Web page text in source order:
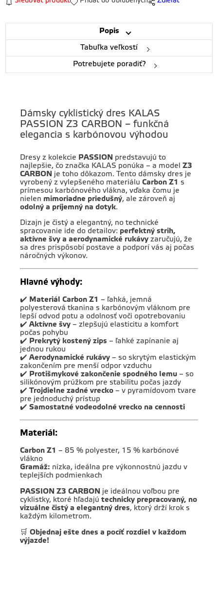
Popis
Tabuľka veľkostí
Potrebujete poradiť?
Dámsky cyklistický dres KALAS
PASSION Z3 CARBON – funkčná
elegancia s karbónovou výhodou
Dresy z kolekcie PASSION predstavujú to
najlepšie, čo značka KALAS ponúka – a modelZ3
CARBON je toho dôkazom. Tento dámsky dres je
vyrobený z vylepšeného materiáluCarbon Z1
s
prímesou karbónového vlákna, vďaka čomu je
nielen mimoriadne priedušný, ale zároveň aj
odolný a príjemný na dotyk.
Dizajn je čistý a elegantný, no technické
spracovanie ide do detailov: perfektný strih,
aktívne švy a aerodynamické rukávy zaručujú, že
sa dres prispôsobí postave a podporí vás aj počas
náročných výkonov.
Hlavné výhody:
✔️ Materiál Carbon Z1
– ľahká, jemná
polyesterová tkanina s karbónovým vláknom pre
lepší odvod potu a odolnosť voči opotrebovaniu
✔️Aktívne švy – zlepšujú elasticitu a komfort
počas pohybu
✔️ Prekrytý kostený zips – ľahké zapínanie aj
jednou rukou
✔️Aerodynamické rukávy – so skrytým elastickým
zakončením pre menší odpor vzduchu
✔️ Protišmykové zakončenie spodného lemu – so
silikónovým prúžkom pre stabilitu počas jazdy
✔️Trojdielne zadné vrecko – v pyramídovom tvare
pre jednoduchý prístup
✔️Samostatné vodeodolné vrecko na cennosti
Materiál:
Carbon Z1
– 85 % polyester, 15 % karbónové
vlákno
Gramáž: nízka, ideálna pre výkonnostnú jazdu v
teplejších podmienkach
PASSION Z3 CARBON je ideálnou voľbou pre
cyklistky, ktoré hľadajútechnicky prepracovaný, no
vizuálne čistý a elegantný dres, ktorý drží krok s
každým kilometrom.
🛒Objednaj ešte dnes a pocíť rozdiel v každom
výjazde!